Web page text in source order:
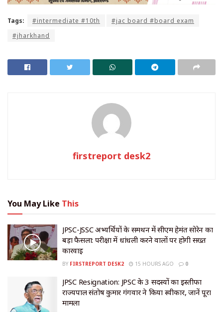
Tags: #intermediate #10th
#jac board #board exam
#jharkhand
firstreport desk2
You May Like This
JPSC-JSSC अभ्यर्थियों के समर्थन में सीएम हेमंत सोरेन का
बड़ा फैसला: परीक्षा में धांधली करने वालों पर होगी सख्त
कार्रवाई
BY FIRSTREPORT DESK2 15 HOURS AGO 0
JPSC Resignation: JPSC के 3 सदस्यों का इस्तीफा
राज्यपाल संतोष कुमार गंगवार ने किया स्वीकार, जानें पूरा
मामला